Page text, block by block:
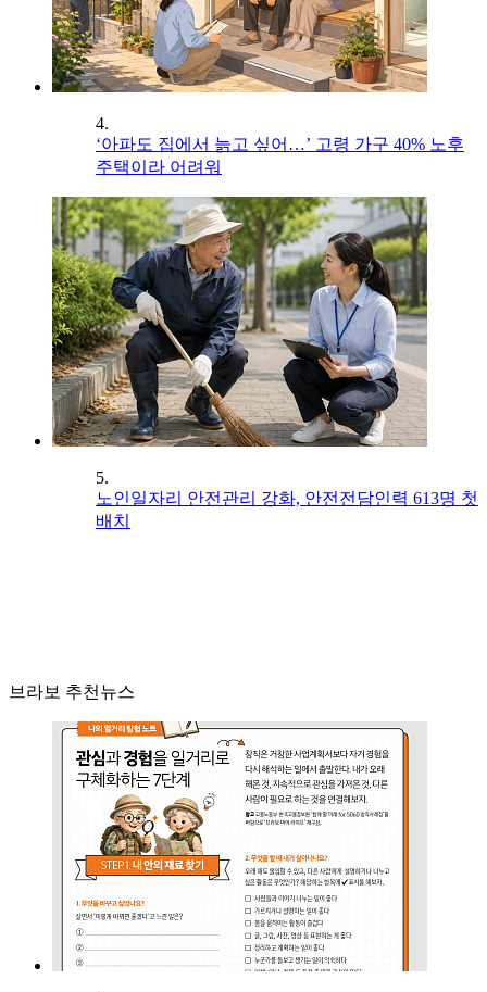
4.
‘아파도 집에서 늙고 싶어…’ 고령 가구 40% 노후
주택이라 어려워
5.
노인일자리 안전관리 강화, 안전전담인력 613명 첫
배치
브라보 추천뉴스